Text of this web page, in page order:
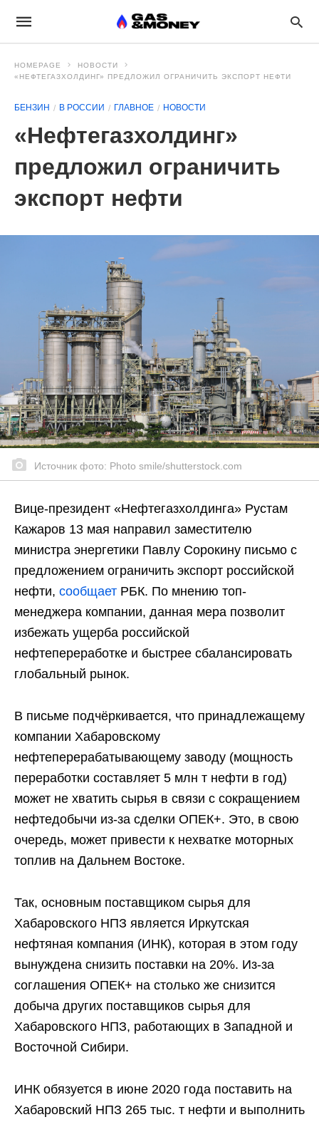
HOMEPAGE
НОВОСТИ
«НЕФТЕГАЗХОЛДИНГ» ПРЕДЛОЖИЛ ОГРАНИЧИТЬ ЭКСПОРТ НЕФТИ
БЕНЗИН В РОССИИ ГЛАВНОЕ НОВОСТИ
«Нефтегазхолдинг»
предложил ограничить
экспорт нефти
Источник фото: Photo smile/shutterstock.com
Вице-президент «Нефтегазхолдинга» Рустам
Кажаров 13 мая направил заместителю
министра энергетики Павлу Сорокину письмо с
предложением ограничить экспорт российской
нефти, сообщает РБК. По мнению топ-
менеджера компании, данная мера позволит
избежать ущерба российской
нефтепереработке и быстрее сбалансировать
глобальный рынок.
В письме подчёркивается, что принадлежащему
компании Хабаровскому
нефтеперерабатывающему заводу (мощность
переработки составляет 5 млн т нефти в год)
может не хватить сырья в связи с сокращением
нефтедобычи из-за сделки ОПЕК+. Это, в свою
очередь, может привести к нехватке моторных
топлив на Дальнем Востоке.
Так, основным поставщиком сырья для
Хабаровского НПЗ является Иркутская
нефтяная компания (ИНК), которая в этом году
вынуждена снизить поставки на 20%. Из-за
соглашения ОПЕК+ на столько же снизится
добыча других поставщиков сырья для
Хабаровского НПЗ, работающих в Западной и
Восточной Сибири.
ИНК обязуется в июне 2020 года поставить на
Хабаровский НПЗ 265 тыс. т нефти и выполнить